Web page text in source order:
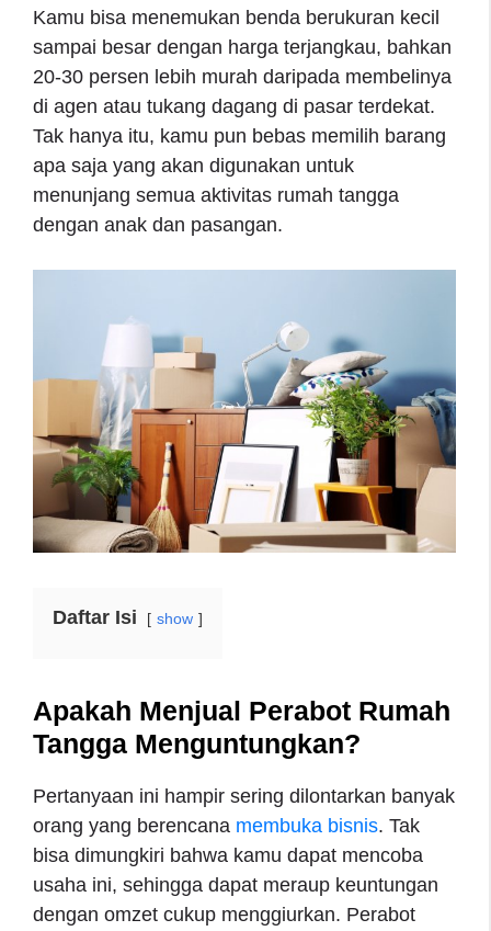
Kamu bisa menemukan benda berukuran kecil
sampai besar dengan harga terjangkau, bahkan
20-30 persen lebih murah daripada membelinya
di agen atau tukang dagang di pasar terdekat.
Tak hanya itu, kamu pun bebas memilih barang
apa saja yang akan digunakan untuk
menunjang semua aktivitas rumah tangga
dengan anak dan pasangan.
Daftar Isi show
Apakah Menjual Perabot Rumah
Tangga Menguntungkan?
Pertanyaan ini hampir sering dilontarkan banyak
orang yang berencana membuka bisnis. Tak
bisa dimungkiri bahwa kamu dapat mencoba
usaha ini, sehingga dapat meraup keuntungan
dengan omzet cukup menggiurkan. Perabot